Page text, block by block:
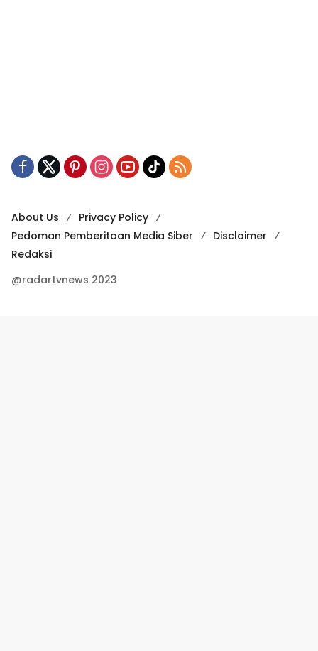
About Us
Privacy Policy
Pedoman Pemberitaan Media Siber
Disclaimer
Redaksi
@radartvnews 2023